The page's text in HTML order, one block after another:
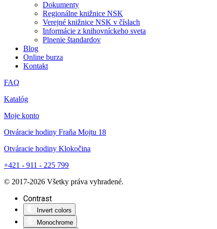
Dokumenty
Regionálne knižnice NSK
Verejné knižnice NSK v číslach
Informácie z knihovníckeho sveta
Plnenie štandardov
Blog
Online burza
Kontakt
FAQ
Katalóg
Moje konto
Otváracie hodiny Fraňa Mojtu 18
Otváracie hodiny Klokočina
+421 - 911 - 225 799
© 2017-2026 Všetky práva vyhradené.
Contrast
Invert colors
Monochrome